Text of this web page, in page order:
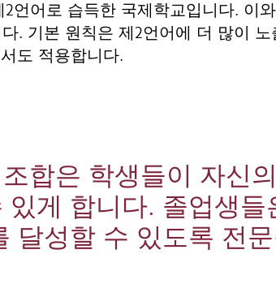
언어로 습득한 국제학교입니다. 이
. 기본 원칙은 제2언어에 더 많이
도 적용합니다.
합은 학생들이 자신
게 합니다. 졸업생들
성할 수 있도록 전